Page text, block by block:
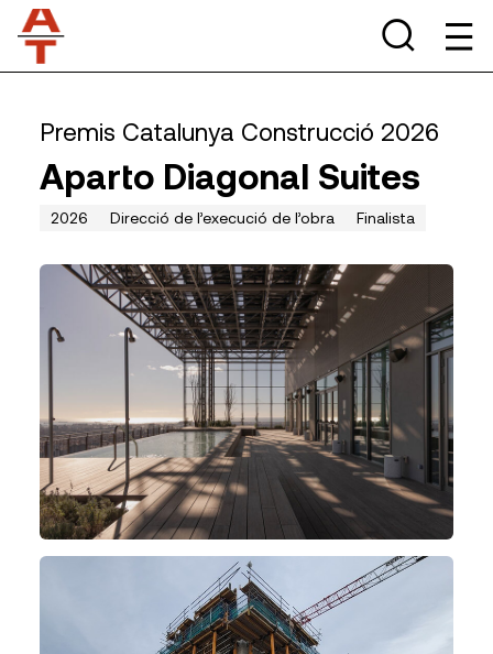
Premis Catalunya Construcció 2026
Aparto Diagonal Suites
2026 Direcció de l’execució de l’obra Finalista